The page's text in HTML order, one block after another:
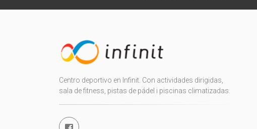
Centro deportivo en Infinit. Con actividades dirigidas,
sala de fitness, pistas de pádel i piscinas climatizadas.